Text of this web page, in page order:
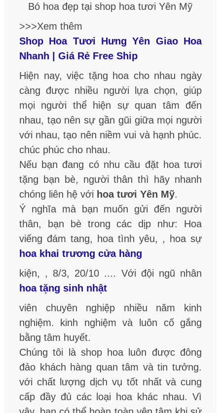
Bó hoa đẹp tại shop hoa tươi Yên Mỹ
>>>Xem thêm
Shop Hoa Tươi Hưng Yên Giao Hoa
Nhanh | Giá Rẻ Free Ship
Hiện nay, việc tặng hoa cho nhau ngày
càng được nhiều người lựa chọn, giúp
mọi người thể hiện sự quan tâm đến
nhau, tạo nên sự gần gũi giữa mọi người
với nhau, tạo nên niềm vui và hạnh phúc.
chúc phúc cho nhau.
Nếu bạn đang có nhu cầu đặt hoa tươi
tặng bạn bè, người thân thì hãy nhanh
chóng liên hệ với hoa tươi Yên Mỹ.
Ý nghĩa mà bạn muốn gửi đến người
thân, bạn bè trong các dịp như: Hoa
viếng đám tang, hoa tình yêu,
hoa khai trương cửa hàng
, hoa sự
kiện,
hoa tặng sinh nhật
, 8/3, 20/10 .... Với đội ngũ nhân
viên chuyên nghiệp nhiều năm kinh
nghiệm. kinh nghiệm và luôn cố gắng
bằng tâm huyết.
Chúng tôi là shop hoa luôn được đông
đảo khách hàng quan tâm và tin tưởng.
với chất lượng dịch vụ tốt nhất và cung
cấp đầy đủ các loại hoa khác nhau. Vì